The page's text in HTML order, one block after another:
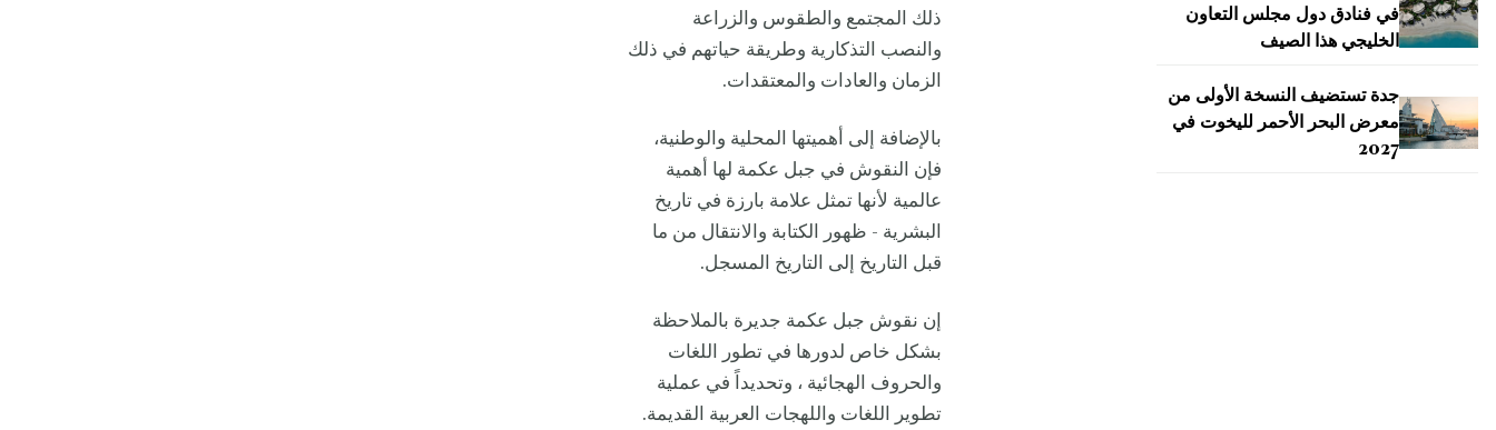
في فنادق دول مجلس التعاون
الخليجي هذا الصيف
جدة تستضيف النسخة الأولى من
معرض البحر الأحمر لليخوت في
2027
ذلك المجتمع والطقوس والزراعة
والنصب التذكارية وطريقة حياتهم في ذلك
الزمان والعادات والمعتقدات.
بالإضافة إلى أهميتها المحلية والوطنية،
فإن النقوش في جبل عكمة لها أهمية
عالمية لأنها تمثل علامة بارزة في تاريخ
البشرية - ظهور الكتابة والانتقال من ما
قبل التاريخ إلى التاريخ المسجل.
إن نقوش جبل عكمة جديرة بالملاحظة
بشكل خاص لدورها في تطور اللغات
والحروف الهجائية ، وتحديداً في عملية
تطوير اللغات واللهجات العربية القديمة.